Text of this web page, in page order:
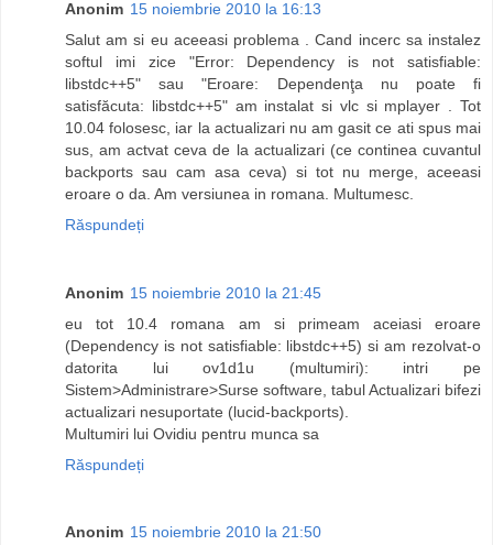
Anonim 15 noiembrie 2010 la 16:13
Salut am si eu aceeasi problema . Cand incerc sa instalez
softul imi zice "Error: Dependency is not satisfiable:
libstdc++5" sau "Eroare: Dependenţa nu poate fi
satisfăcuta: libstdc++5" am instalat si vlc si mplayer . Tot
10.04 folosesc, iar la actualizari nu am gasit ce ati spus mai
sus, am actvat ceva de la actualizari (ce continea cuvantul
backports sau cam asa ceva) si tot nu merge, aceeasi
eroare o da. Am versiunea in romana. Multumesc.
Răspundeți
Anonim 15 noiembrie 2010 la 21:45
eu tot 10.4 romana am si primeam aceiasi eroare
(Dependency is not satisfiable: libstdc++5) si am rezolvat-o
datorita lui ov1d1u (multumiri): intri pe
Sistem>Administrare>Surse software, tabul Actualizari bifezi
actualizari nesuportate (lucid-backports).
Multumiri lui Ovidiu pentru munca sa
Răspundeți
Anonim 15 noiembrie 2010 la 21:50